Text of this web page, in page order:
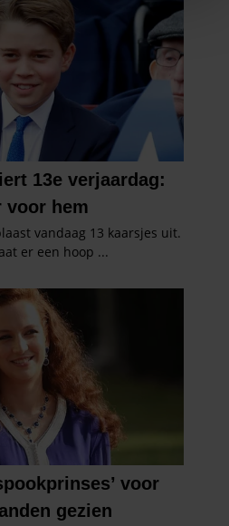
content en advertenties te
voor social media te bieden
te analyseren. Ook delen we
van onze site met onze
adverteren en analyse. Deze
combineren met andere
verstrekt of die ze hebben
gebruik van hun services. U
als u onze website blijft